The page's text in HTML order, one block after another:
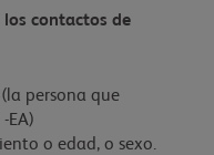
contactos de
persona que
EA)
o edad, o sexo.